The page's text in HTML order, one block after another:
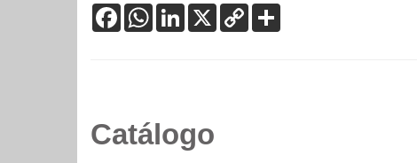
FacebookWhatsApp
LinkedIn
X Copy
Link
Catálogo